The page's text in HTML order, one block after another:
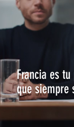
Francia es
que siempre